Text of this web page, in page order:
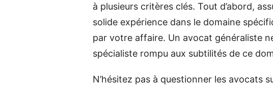
à plusieurs critères clés. Tout d’abord,
solide expérience dans le domaine
par votre affaire. Un avocat généraliste
spécialiste rompu aux subtilités de ce
N’hésitez pas à questionner les avocats